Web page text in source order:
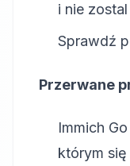
i nie
Sprawdź
Przerwane
Immich
którym